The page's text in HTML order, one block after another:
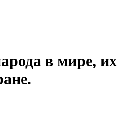
в мире, их